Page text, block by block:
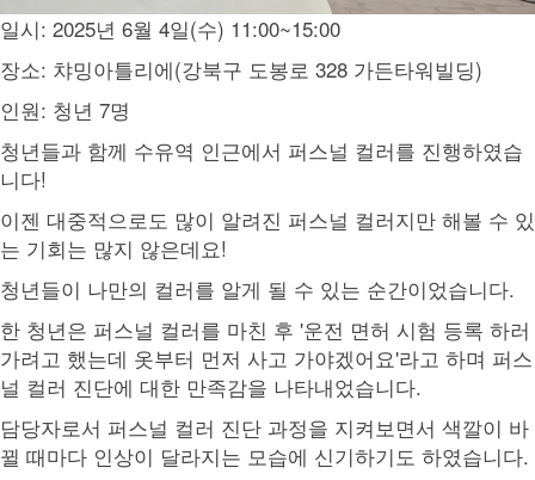
일시: 2025년 6월 4일(수) 11:00~15:00
장소: 챠밍아틀리에(강북구 도봉로 328 가든타워빌딩)
인원: 청년 7명
청년들과 함께 수유역 인근에서 퍼스널 컬러를 진행하였습
니다!
이젠 대중적으로도 많이 알려진 퍼스널 컬러지만 해볼 수 있
는 기회는 많지 않은데요!
청년들이 나만의 컬러를 알게 될 수 있는 순간이었습니다.
한 청년은 퍼스널 컬러를 마친 후 '운전 면허 시험 등록 하러
가려고 했는데 옷부터 먼저 사고 가야겠어요'라고 하며 퍼스
널 컬러 진단에 대한 만족감을 나타내었습니다.
담당자로서 퍼스널 컬러 진단 과정을 지켜보면서 색깔이 바
뀔 때마다 인상이 달라지는 모습에 신기하기도 하였습니다.